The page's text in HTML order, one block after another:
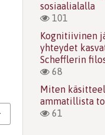
sosiaalialalla
101
Kognitiivinen
yhteydet
Schefflerin
68
Miten
ammatillista
61